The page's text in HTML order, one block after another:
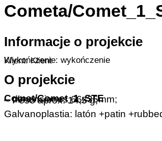
Cometa/
Informacje o projekcie
Wykończenie: wykończenie
Klient: Klient
O projekcie
Comet/Comet_1_STE
– dimensiones 66x35mm;
– Peso aprox. 14,5 g;
Galvanoplastia: latón +patin